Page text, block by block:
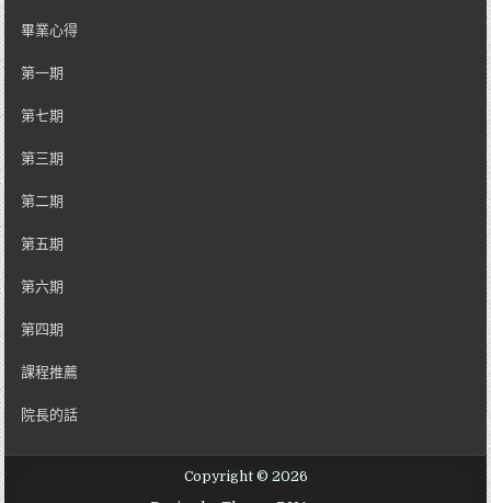
畢業心得
第一期
第七期
第三期
第二期
第五期
第六期
第四期
課程推薦
院長的話
Copyright © 2026